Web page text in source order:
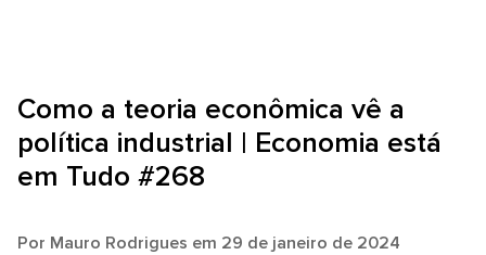
Como a teoria econômica vê a
política industrial | Economia está
em Tudo #268
Por Mauro Rodrigues em 29 de janeiro de 2024